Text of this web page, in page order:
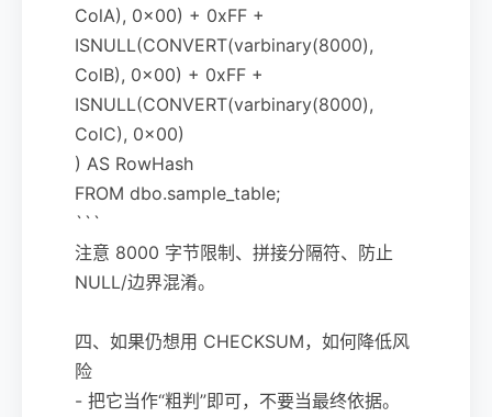
ColA), 0x00) + 0xFF +
ISNULL(CONVERT(varbinary(8000),
ColB), 0x00) + 0xFF +
ISNULL(CONVERT(varbinary(8000),
ColC), 0x00)
) AS RowHash
FROM dbo.sample_table;
```
注意 8000 字节限制、拼接分隔符、防止
NULL/边界混淆。
四、如果仍想用 CHECKSUM，如何降低风
险
- 把它当作“粗判”即可，不要当最终依据。